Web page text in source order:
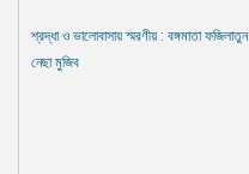
শ্রদ্ধা ও ভালোবাসায় স্মরণীয় : বঙ্গমাতা ফজিলাতুন
নেছা মুজিব